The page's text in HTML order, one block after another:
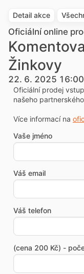
Detail akce
Oficiální online
Žinkovy
22. 6. 2025 16:00
Oficiální prodej
našeho
Více informací na
Vaše jméno
Váš email
Váš telefon
(cena 200 Kč) -